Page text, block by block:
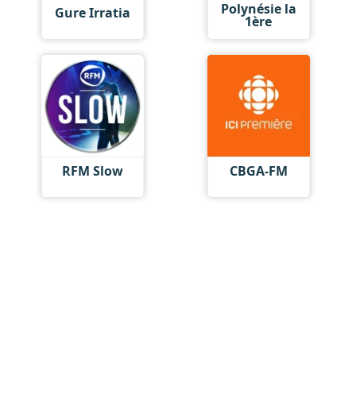
Gure Irratia Polynésie la
1ère
RFM Slow CBGA-FM